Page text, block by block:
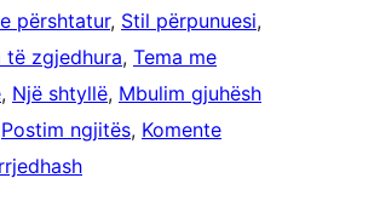
përshtatur, Stil përpunuesi
të zgjedhura, Tema me
, Një shtyllë, Mbulim gjuhësh
Postim ngjitës, Komente